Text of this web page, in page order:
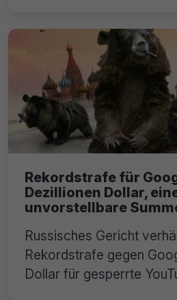
Rekordstrafe für
Dezillionen Dollar,
unvorstellbare
Russisches Gericht
Rekordstrafe gegen
Dollar für gesperrte